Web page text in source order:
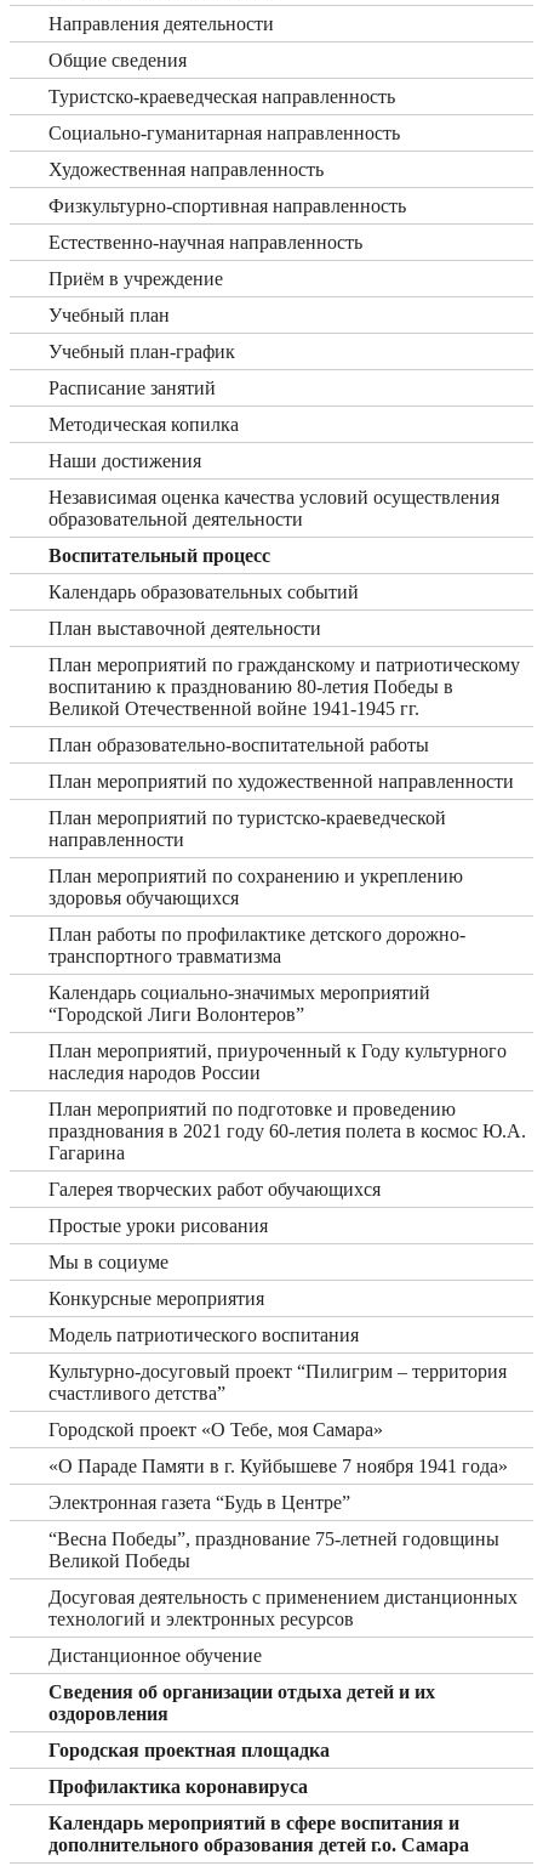
Направления деятельности
Общие сведения
Туристско-краеведческая направленность
Социально-гуманитарная направленность
Художественная направленность
Физкультурно-спортивная направленность
Естественно-научная направленность
Приём в учреждение
Учебный план
Учебный план-график
Расписание занятий
Методическая копилка
Наши достижения
Независимая оценка качества условий осуществления
образовательной деятельности
Воспитательный процесс
Календарь образовательных событий
План выставочной деятельности
План мероприятий по гражданскому и патриотическому
воспитанию к празднованию 80-летия Победы в
Великой Отечественной войне 1941-1945 гг.
План образовательно-воспитательной работы
План мероприятий по художественной направленности
План мероприятий по туристско-краеведческой
направленности
План мероприятий по сохранению и укреплению
здоровья обучающихся
План работы по профилактике детского дорожно-
транспортного травматизма
Календарь социально-значимых мероприятий
“Городской Лиги Волонтеров”
План мероприятий, приуроченный к Году культурного
наследия народов России
План мероприятий по подготовке и проведению
празднования в 2021 году 60-летия полета в космос Ю.А.
Гагарина
Галерея творческих работ обучающихся
Простые уроки рисования
Мы в социуме
Конкурсные мероприятия
Модель патриотического воспитания
Культурно-досуговый проект “Пилигрим – территория
счастливого детства”
Городской проект «О Тебе, моя Самара»
«О Параде Памяти в г. Куйбышеве 7 ноября 1941 года»
Электронная газета “Будь в Центре”
“Весна Победы”, празднование 75-летней годовщины
Великой Победы
Досуговая деятельность с применением дистанционных
технологий и электронных ресурсов
Дистанционное обучение
Сведения об организации отдыха детей и их
оздоровления
Городская проектная площадка
Профилактика коронавируса
Календарь мероприятий в сфере воспитания и
дополнительного образования детей г.о. Самара